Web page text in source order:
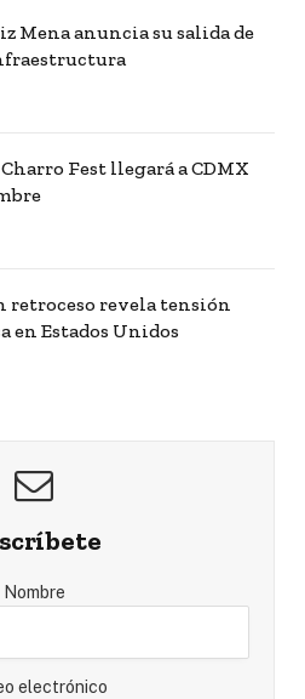
Mena anuncia su salida de
Charro Fest llegará a CDMX
retroceso revela tensión
en Estados Unidos
Nombre
electrónico